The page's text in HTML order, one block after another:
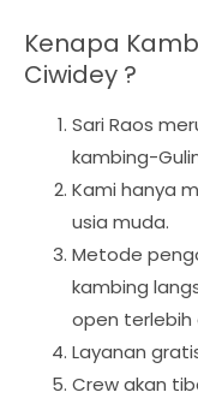
Kenapa
Ciwidey ?
Sari Raos
kambing-
Kami hanya
usia muda.
Metode
kambing
open terlebih
Layanan
Crew akan